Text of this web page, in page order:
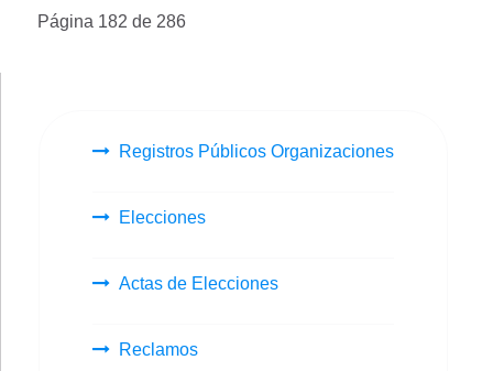
Página 182 de 286
Registros Públicos Organizaciones
Elecciones
Actas de Elecciones
Reclamos